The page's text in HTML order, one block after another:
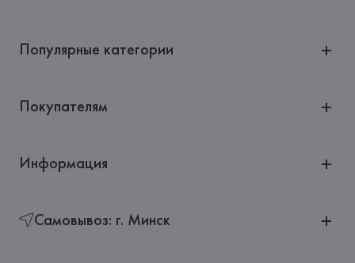
Популярные категории
Покупателям
Информация
Самовывоз: г. Минск